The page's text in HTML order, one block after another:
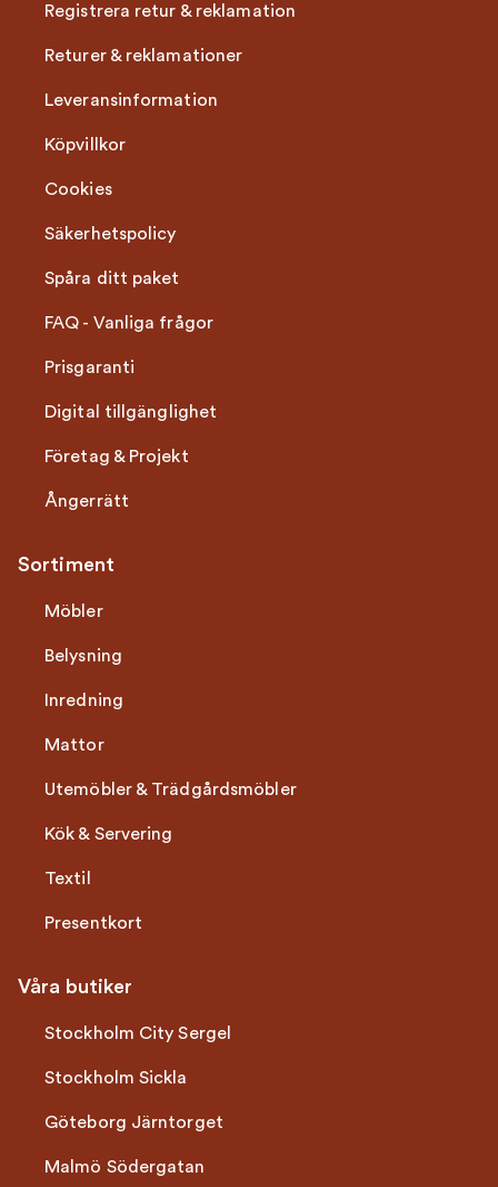
Registrera retur & reklamation
Returer & reklamationer
Leveransinformation
Köpvillkor
Cookies
Säkerhetspolicy
Spåra ditt paket
FAQ - Vanliga frågor
Prisgaranti
Digital tillgänglighet
Företag & Projekt
Ångerrätt
Sortiment
Möbler
Belysning
Inredning
Mattor
Utemöbler & Trädgårdsmöbler
Kök & Servering
Textil
Presentkort
Våra butiker
Stockholm City Sergel
Stockholm Sickla
Göteborg Järntorget
Malmö Södergatan